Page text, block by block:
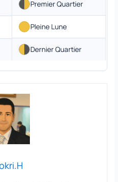
Premier Quartier
Pleine Lune
Dernier Quartier